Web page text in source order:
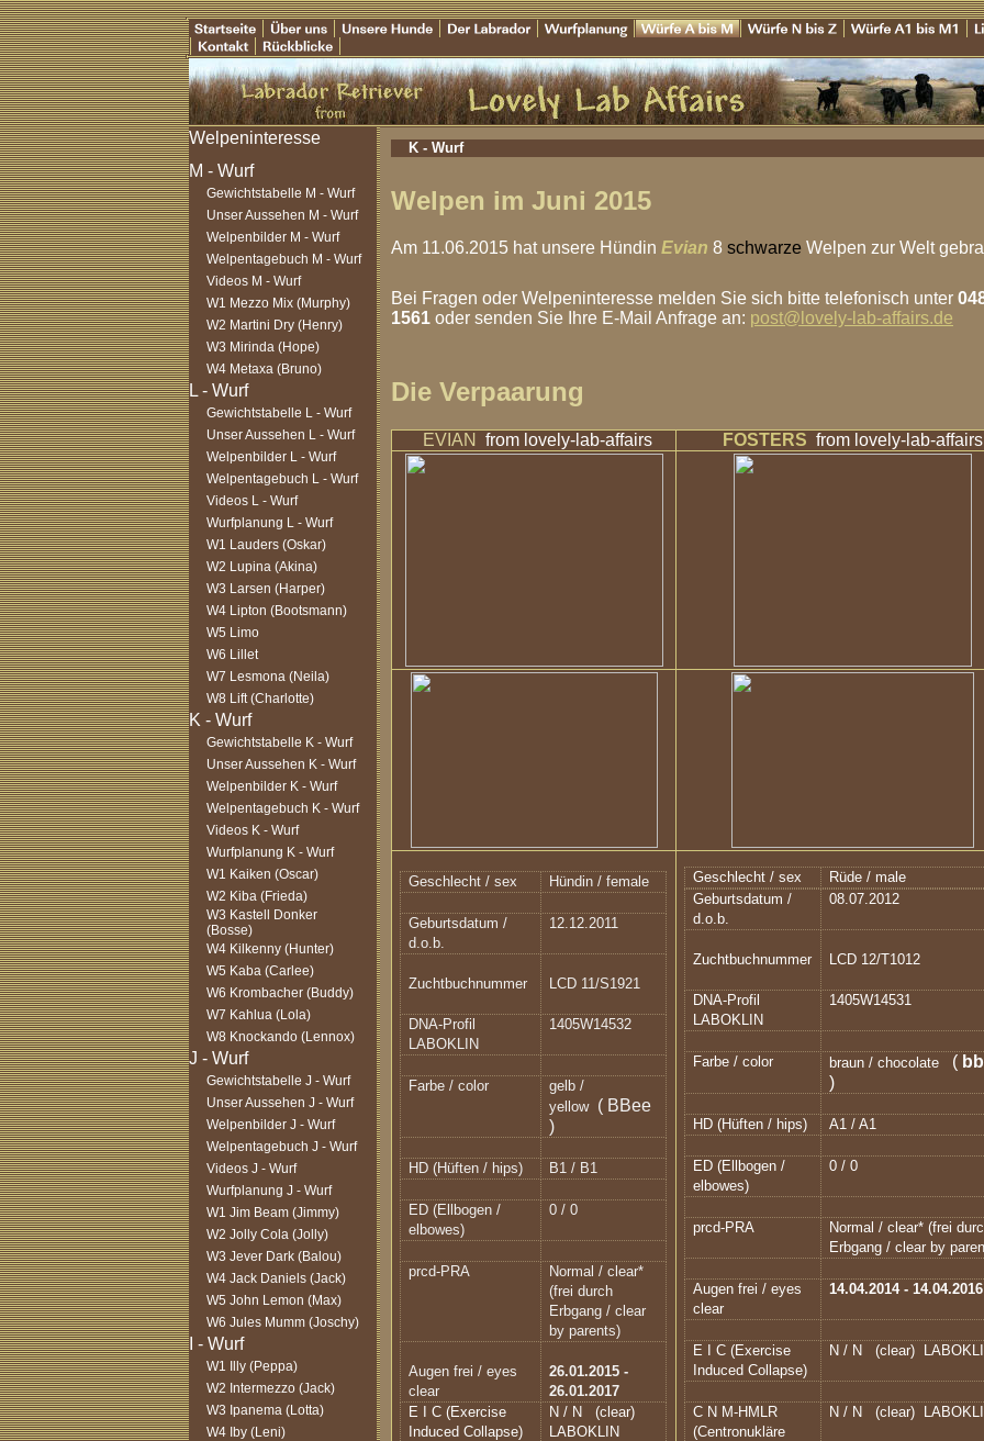
Gewichtstabelle M - Wurf
Unser Aussehen M - Wurf
Welpenbilder M - Wurf
Welpentagebuch M - Wurf
Videos M - Wurf
W1 Mezzo Mix (Murphy)
W2 Martini Dry (Henry)
W3 Mirinda (Hope)
W4 Metaxa (Bruno)
Gewichtstabelle L - Wurf
Unser Aussehen L - Wurf
Welpenbilder L - Wurf
Welpentagebuch L - Wurf
Videos L - Wurf
Wurfplanung L - Wurf
W1 Lauders (Oskar)
W2 Lupina (Akina)
W3 Larsen (Harper)
W4 Lipton (Bootsmann)
W5 Limo
W6 Lillet
W7 Lesmona (Neila)
W8 Lift (Charlotte)
Gewichtstabelle K - Wurf
Unser Aussehen K - Wurf
Welpenbilder K - Wurf
Welpentagebuch K - Wurf
Videos K - Wurf
Wurfplanung K - Wurf
W1 Kaiken (Oscar)
W2 Kiba (Frieda)
W3 Kastell Donker
(Bosse)
W4 Kilkenny (Hunter)
W5 Kaba (Carlee)
W6 Krombacher (Buddy)
W7 Kahlua (Lola)
W8 Knockando (Lennox)
Gewichtstabelle J - Wurf
Unser Aussehen J - Wurf
Welpenbilder J - Wurf
Welpentagebuch J - Wurf
Videos J - Wurf
Wurfplanung J - Wurf
W1 Jim Beam (Jimmy)
W2 Jolly Cola (Jolly)
W3 Jever Dark (Balou)
W4 Jack Daniels (Jack)
W5 John Lemon (Max)
W6 Jules Mumm (Joschy)
W1 Illy (Peppa)
W2 Intermezzo (Jack)
W3 Ipanema (Lotta)
W4 Iby (Leni)
K - Wurf
Welpen im Juni 2015
Am 11.06.2015 hat unsere Hündin Evian 8 schwarze Welpen zur Welt
Bei Fragen oder Welpeninteresse melden Sie sich bitte telefonisch unter
1561 oder senden Sie Ihre E-Mail Anfrage an: post@lovely-lab-affairs.de
Die Verpaarung
EVIAN from lovely-lab-affairs FOSTERS from lovely-lab-affairs
Geschlecht / sex Hündin / female
Geburtsdatum /
d.o.b.
12.12.2011
Zuchtbuchnummer LCD 11/S1921
DNA-Profil
LABOKLIN
1405W14532
Farbe / color
gelb /
yellow ( BBee
)
HD (Hüften / hips) B1 / B1
ED (Ellbogen /
elbowes)
0 / 0
prcd-PRA
Normal / clear*
(frei durch
Erbgang / clear
by parents)
Augen frei / eyes
clear
26.01.2015 -
26.01.2017
E I C (Exercise
Induced Collapse)
N / N
(clear)
LABOKLIN
Geschlecht / sex
Rüde / male
Geburtsdatum /
d.o.b.
08.07.2012
Zuchtbuchnummer LCD 12/T1012
DNA-Profil
LABOKLIN
1405W14531
Farbe / color braun / chocolate (
)
HD (Hüften / hips) A1 / A1
ED (Ellbogen /
elbowes)
0 / 0
prcd-PRA
Normal / clear* (frei
Erbgang / clear by
Augen frei / eyes
clear
14.04.2014 - 14.04.2016
E I C (Exercise
Induced Collapse)
N / N (clear)
C N M-HMLR
(Centronukläre
N / N (clear)